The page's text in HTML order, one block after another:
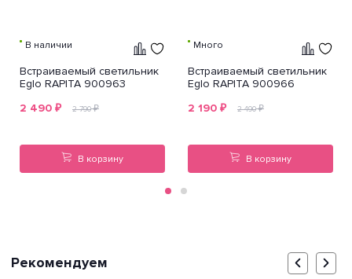
В наличии
Встраиваемый светильник
Eglo RAPITA 900963
2 490 ₽ 2 790₽
В корзину
Много
Встраиваемый светильник
Eglo RAPITA 900966
2 190 ₽ 2 490₽
В корзину
Рекомендуем